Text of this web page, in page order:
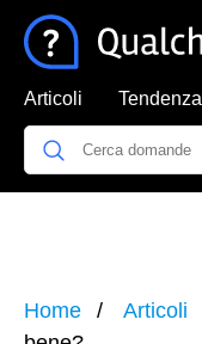
Articoli Tendenza
Home Articoli